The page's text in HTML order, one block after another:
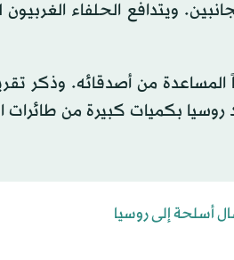
ويتدافع الحلفاء
من أصدقائه. وذكر
روسيا بكميات كبيرة من طائرات
أسلحة إلى روسيا